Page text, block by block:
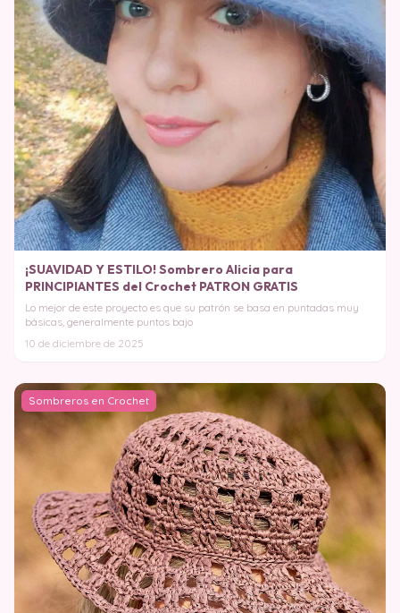
¡SUAVIDAD Y ESTILO! Sombrero Alicia para
PRINCIPIANTES del Crochet PATRON GRATIS
Lo mejor de este proyecto es que su patrón se basa en puntadas muy
básicas, generalmente puntos bajo
10 de diciembre de 2025
Sombreros en Crochet